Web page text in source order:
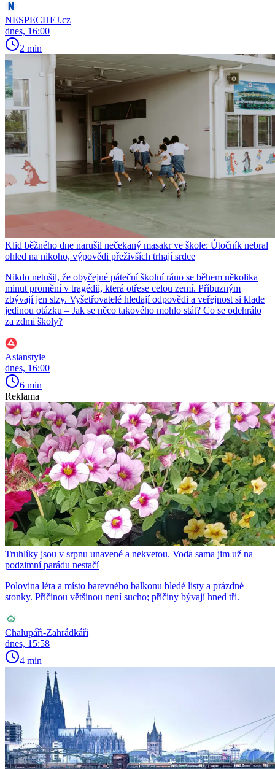
NESPECHEJ.cz
dnes, 16:00
2 min
Klid běžného dne narušil nečekaný masakr ve škole: Útočník nebral
ohled na nikoho, výpovědi přeživších trhají srdce
Nikdo netušil, že obyčejné páteční školní ráno se během několika
minut promění v tragédii, která otřese celou zemí. Příbuzným
zbývají jen slzy. Vyšetřovatelé hledají odpovědi a veřejnost si klade
jedinou otázku – Jak se něco takového mohlo stát? Co se odehrálo
za zdmi školy?
Asianstyle
dnes, 16:00
6 min
Reklama
Truhlíky jsou v srpnu unavené a nekvetou. Voda sama jim už na
podzimní parádu nestačí
Polovina léta a místo barevného balkonu bledé listy a prázdné
stonky. Příčinou většinou není sucho; příčiny bývají hned tři.
Chalupáři-Zahrádkáři
dnes, 15:58
4 min